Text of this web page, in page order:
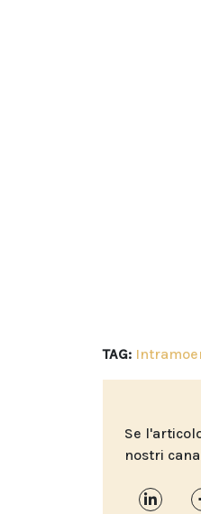
TAG:
Se
nostri